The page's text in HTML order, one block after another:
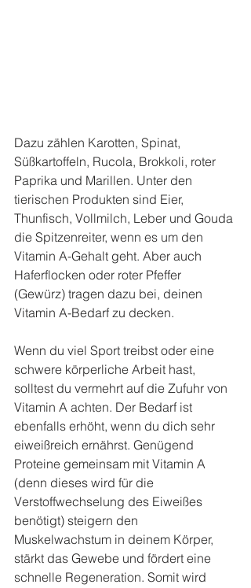
Dazu zählen Karotten, Spinat,
Süßkartoffeln, Rucola, Brokkoli, roter
Paprika und Marillen. Unter den
tierischen Produkten sind Eier,
Thunfisch, Vollmilch, Leber und Gouda
die Spitzenreiter, wenn es um den
Vitamin A-Gehalt geht. Aber auch
Haferflocken oder roter Pfeffer
(Gewürz) tragen dazu bei, deinen
Vitamin A-Bedarf zu decken.
Wenn du viel Sport treibst oder eine
schwere körperliche Arbeit hast,
solltest du vermehrt auf die Zufuhr von
Vitamin A achten. Der Bedarf ist
ebenfalls erhöht, wenn du dich sehr
eiweißreich ernährst. Genügend
Proteine gemeinsam mit Vitamin A
(denn dieses wird für die
Verstoffwechselung des Eiweißes
benötigt) steigern den
Muskelwachstum in deinem Körper,
stärkt das Gewebe und fördert eine
schnelle Regeneration. Somit wird